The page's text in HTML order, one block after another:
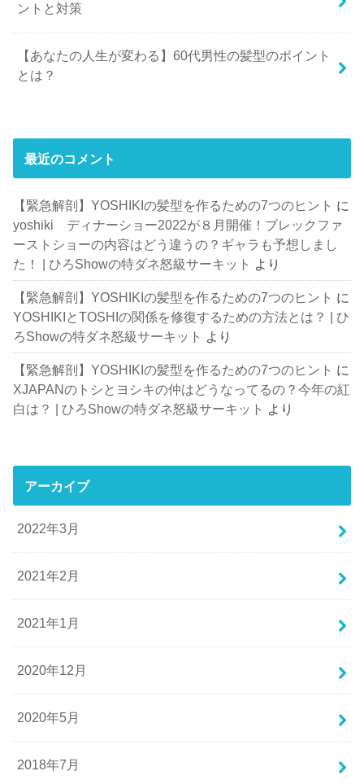
ントと対策
【あなたの人生が変わる】60代男性の髪型のポイント
とは？
最近のコメント
【緊急解剖】YOSHIKIの髪型を作るための7つのヒント に
yoshiki ディナーショー2022が８月開催！ブレックファ
ーストショーの内容はどう違うの？ギャラも予想しまし
た！ | ひろShowの特ダネ怒級サーキット
より
【緊急解剖】YOSHIKIの髪型を作るための7つのヒント に
YOSHIKIとTOSHIの関係を修復するための方法とは？ | ひ
ろShowの特ダネ怒級サーキット より
【緊急解剖】YOSHIKIの髪型を作るための7つのヒント に
XJAPANのトシとヨシキの仲はどうなってるの？今年の紅
白は？ | ひろShowの特ダネ怒級サーキット より
アーカイブ
2022年3月
2021年2月
2021年1月
2020年12月
2020年5月
2018年7月